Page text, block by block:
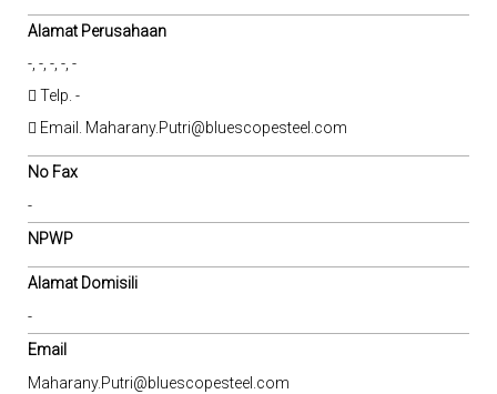
Alamat Perusahaan
-, -, -, -, -
Telp. -
Email. Maharany.Putri@bluescopesteel.com
No Fax
-
NPWP
Alamat Domisili
-
Email
Maharany.Putri@bluescopesteel.com